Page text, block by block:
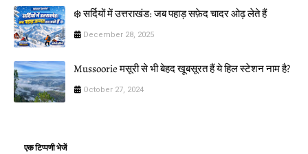
❄️ सर्दियों में उत्तराखंड: जब पहाड़ सफ़ेद चादर ओढ़ लेते हैं
December 28, 2025
Mussoorie मसूरी से भी बेहद खूबसूरत हैं ये हिल स्टेशन नाम है?
October 27, 2024
एक टिप्पणी भेजें